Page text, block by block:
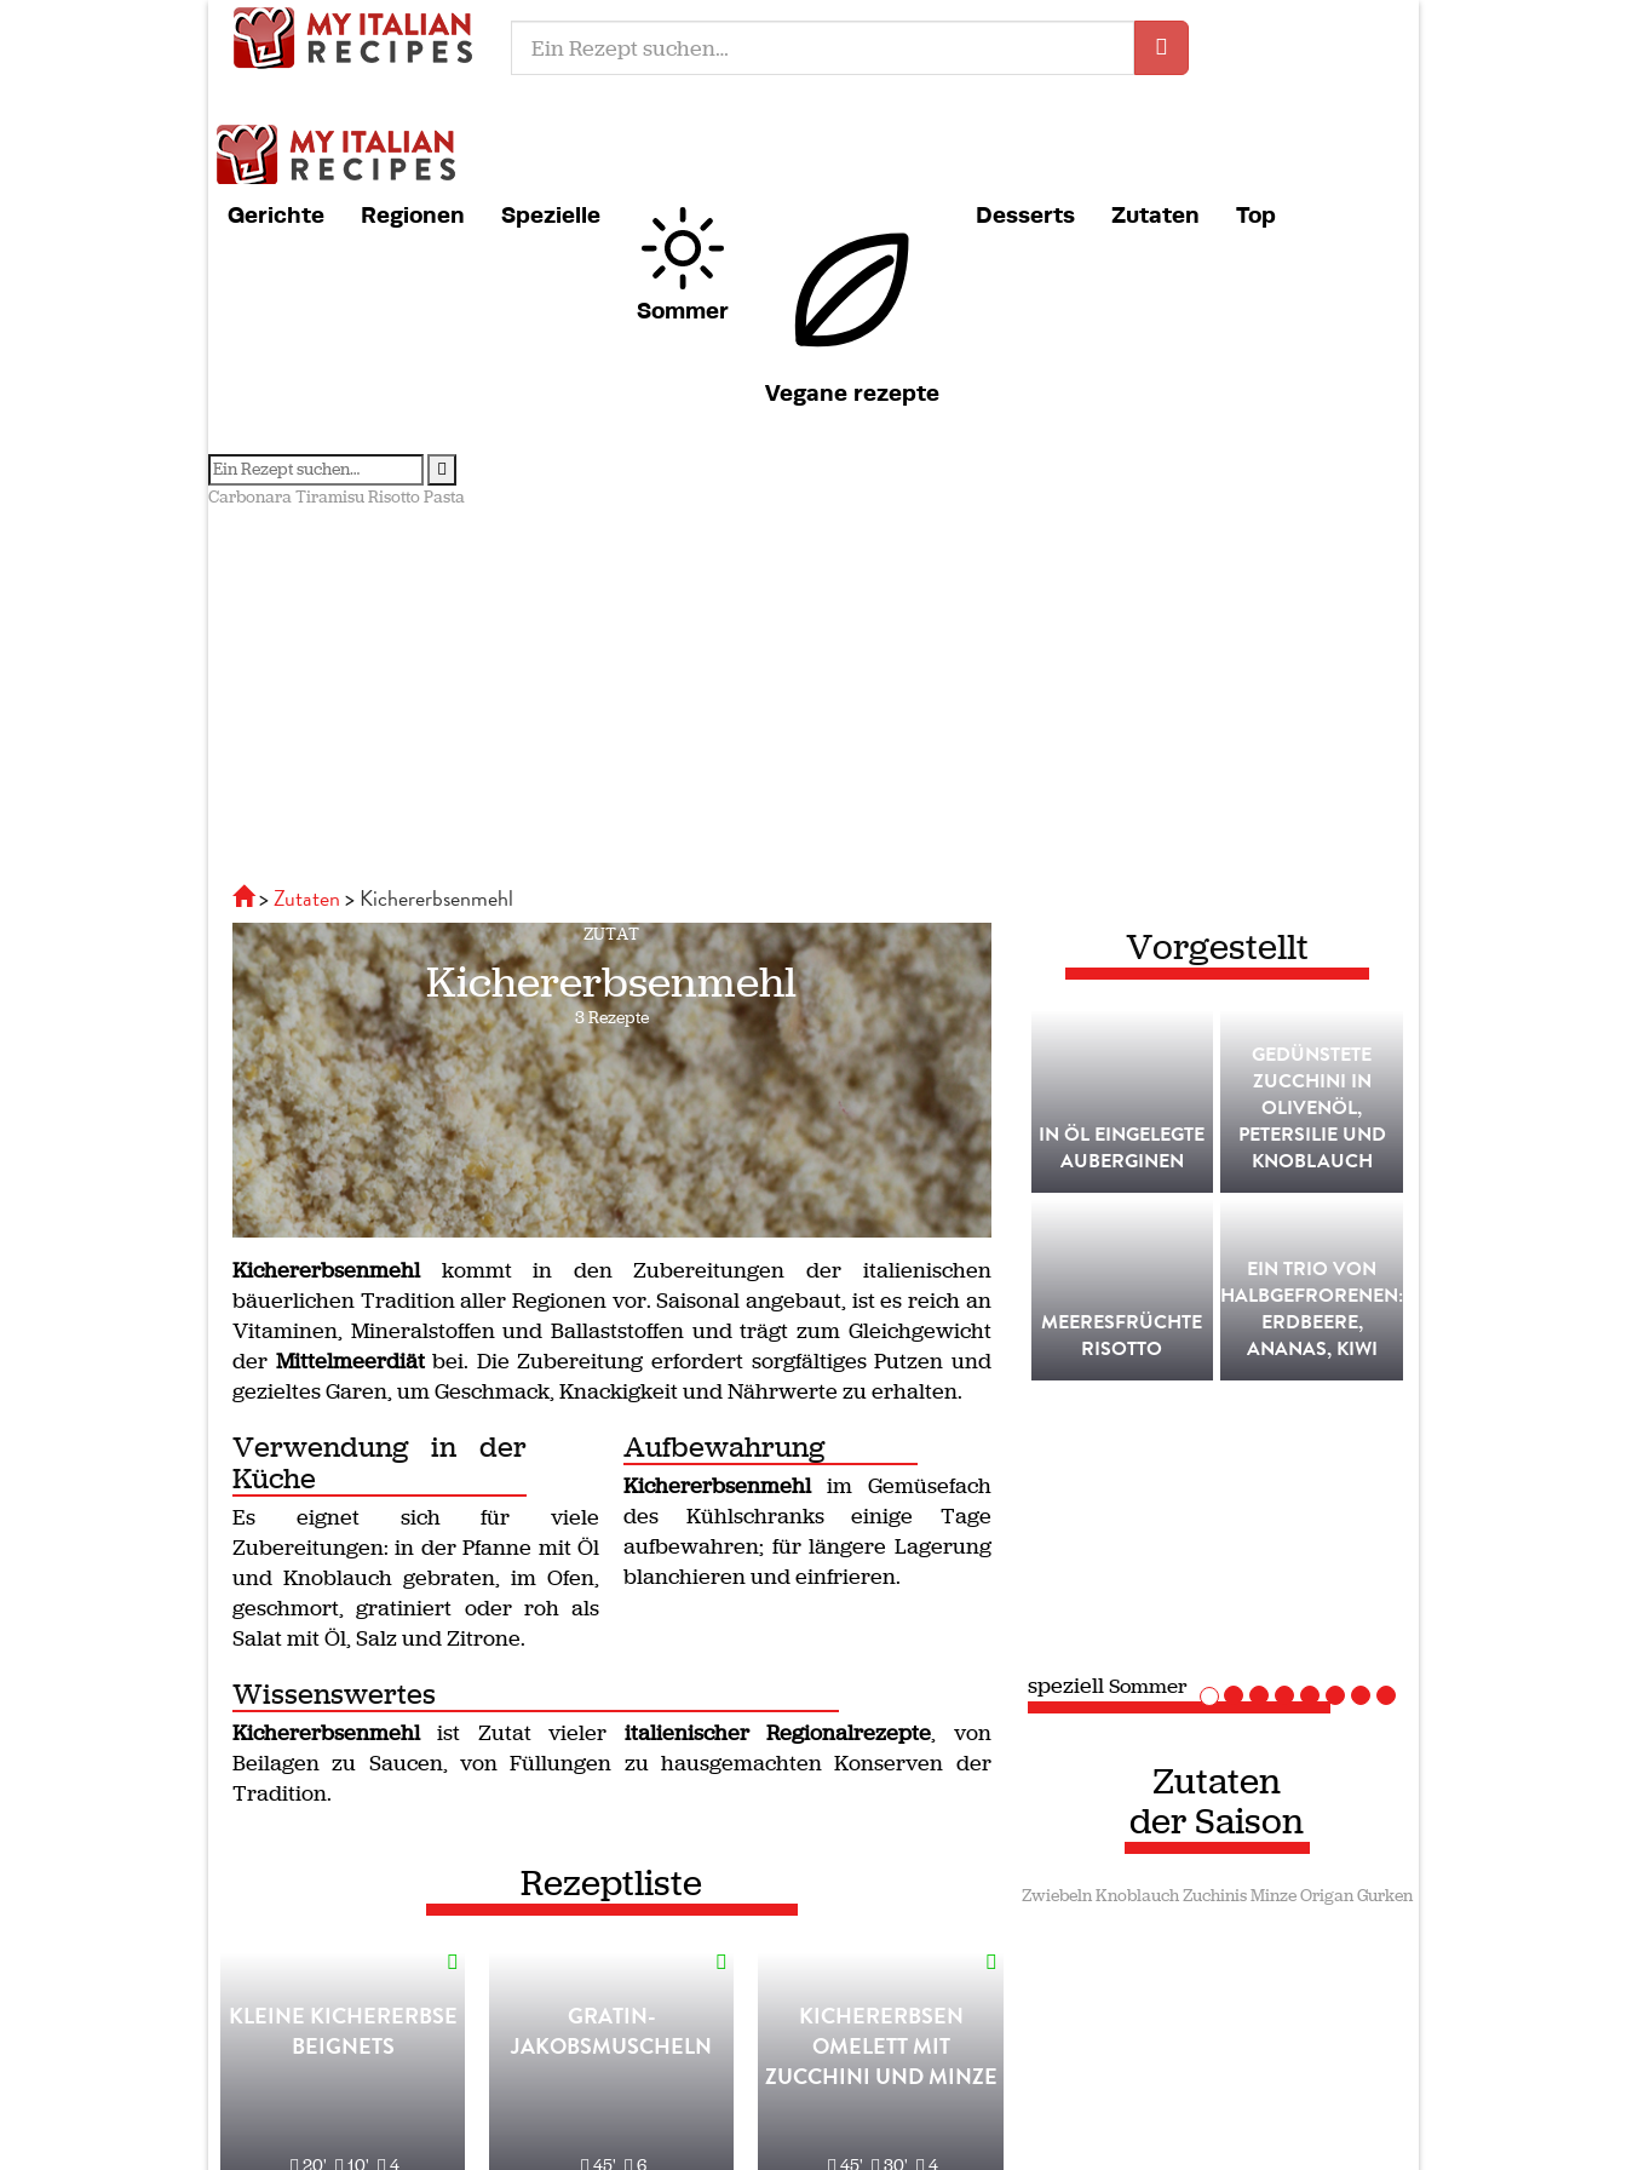
Gerichte Regionen Spezielle
Sommer
Vegane rezepte
Desserts Zutaten Top
CarbonaraTiramisuRisottoPasta
Zutaten Kichererbsenmehl
ZUTAT
Kichererbsenmehl
3 Rezepte
Kichererbsenmehlkommt in den Zubereitungen der italienischen
bäuerlichen Tradition aller Regionen vor. Saisonal angebaut, ist es reich an
Vitaminen, Mineralstoffen und Ballaststoffen und trägt zum Gleichgewicht
der Mittelmeerdiätbei. Die Zubereitung erfordert sorgfältiges Putzen und
gezieltes Garen, um Geschmack, Knackigkeit und Nährwerte zu erhalten.
Verwendung in der
Küche
Es eignet sich für viele
Zubereitungen: in der Pfanne mit Öl
und Knoblauch gebraten, im Ofen,
geschmort, gratiniert oder roh als
Salat mit Öl, Salz und Zitrone.
Aufbewahrung
Kichererbsenmehlim Gemüsefach
des Kühlschranks einige Tage
aufbewahren; für längere Lagerung
blanchieren und einfrieren.
Wissenswertes
Kichererbsenmehlist Zutat vieler italienischer Regionalrezepte, von
Beilagen zu Saucen, von Füllungen zu hausgemachten Konserven der
Tradition.
Rezeptliste
KLEINE KICHERERBSE
BEIGNETS
GRATIN-
JAKOBSMUSCHELN
KICHERERBSEN
OMELETT MIT
ZUCCHINI UND MINZE
Vorgestellt
IN ÖL EINGELEGTE
AUBERGINEN
GEDÜNSTETE
ZUCCHINI IN
OLIVENÖL,
PETERSILIE UND
KNOBLAUCH
MEERESFRÜCHTE
RISOTTO
EIN TRIO VON
HALBGEFRORENEN:
ERDBEERE,
ANANAS, KIWI
speziellSommer
Zutaten
der Saison
ZwiebelnKnoblauchZuchinisMinzeOriganGurken